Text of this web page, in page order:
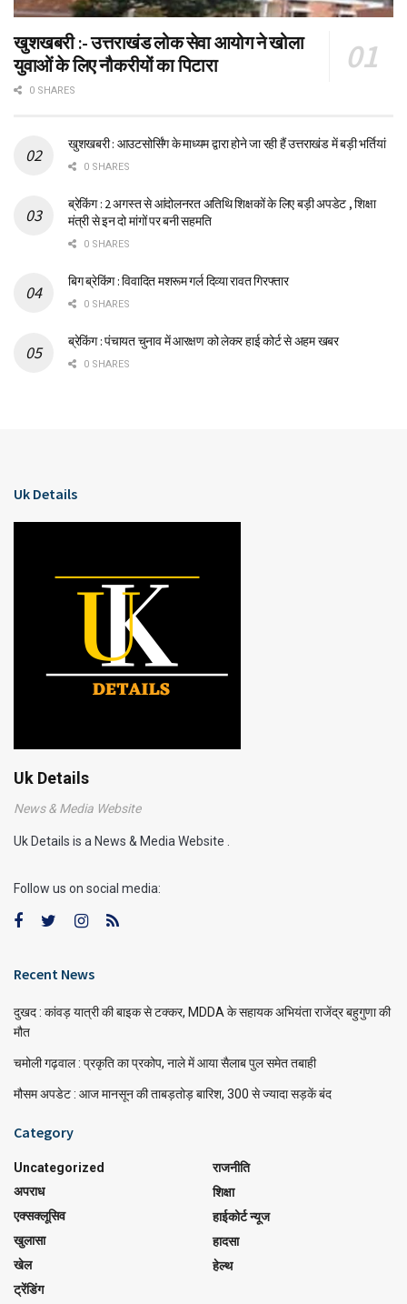
खुशखबरी :- उत्तराखंड लोक सेवा आयोग ने खोला
युवाओं के लिए नौकरीयों का पिटारा
0 SHARES
खुशखबरी : आउटसोर्सिंग के माध्यम द्वारा होने जा रही हैं उत्तराखंड में बड़ी भर्तियां
0 SHARES
ब्रेकिंग : 2 अगस्त से आंदोलनरत अतिथि शिक्षकों के लिए बड़ी अपडेट , शिक्षा
मंत्री से इन दो मांगों पर बनी सहमति
0 SHARES
बिग ब्रेकिंग : विवादित मशरूम गर्ल दिव्या रावत गिरफ्तार
0 SHARES
ब्रेकिंग : पंचायत चुनाव में आरक्षण को लेकर हाई कोर्ट से अहम खबर
0 SHARES
Uk Details
Uk Details
News & Media Website
Uk Details is a News & Media Website .
Follow us on social media:
Recent News
दुखद : कांवड़ यात्री की बाइक से टक्कर, MDDA के सहायक अभियंता राजेंद्र बहुगुणा की
मौत
चमोली गढ़वाल : प्रकृति का प्रकोप, नाले में आया सैलाब पुल समेत तबाही
मौसम अपडेट : आज मानसून की ताबड़तोड़ बारिश, 300 से ज्यादा सड़कें बंद
Category
Uncategorized
अपराध
एक्सक्लूसिव
खुलासा
खेल
ट्रेंडिंग
राजनीति
शिक्षा
हाईकोर्ट न्यूज
हादसा
हेल्थ